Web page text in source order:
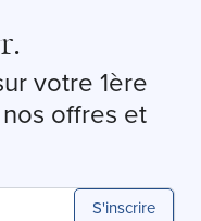
votre 1ère
offres et
S'inscrire